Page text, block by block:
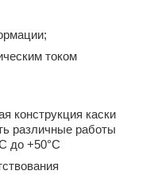
током
конструкция каски
различные работы
до +50°С